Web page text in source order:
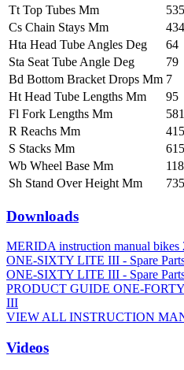
Tt Top Tubes Mm
535
Cs Chain Stays Mm
434
Hta Head Tube Angles Deg
64
Sta Seat Tube Angle Deg
79
Bd Bottom Bracket Drops Mm 7
Ht Head Tube Lengths Mm
95
Fl Fork Lengths Mm
581
R Reachs Mm
415
S Stacks Mm
615
Wb Wheel Base Mm
Sh Stand Over Height Mm
735
Downloads
MERIDA instruction manual bikes
ONE-SIXTY LITE III - Spare
ONE-SIXTY LITE III - Spare
PRODUCT GUIDE ONE-
III
VIEW ALL INSTRUCTION
Videos